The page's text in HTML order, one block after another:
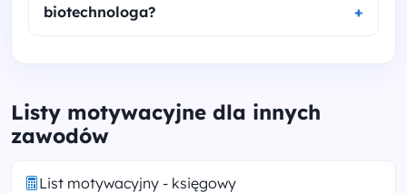
biotechnologa?
Listy motywacyjne dla innych
zawodów
List motywacyjny - księgowy